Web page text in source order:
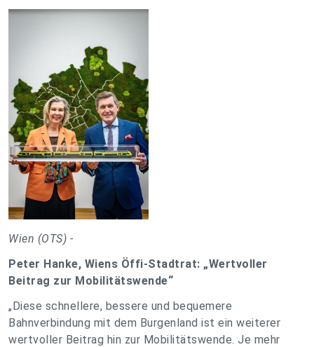
Wien (OTS) -
Peter Hanke, Wiens Öffi-Stadtrat: „Wertvoller
Beitrag zur Mobilitätswende“
„Diese schnellere, bessere und bequemere
Bahnverbindung mit dem Burgenland ist ein weiterer
wertvoller Beitrag hin zur Mobilitätswende. Je mehr